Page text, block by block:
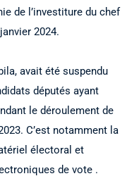
de l’investiture du chef
2024.
avait été suspendu
députés ayant
le déroulement de
C’est notamment la
électoral et
de vote .